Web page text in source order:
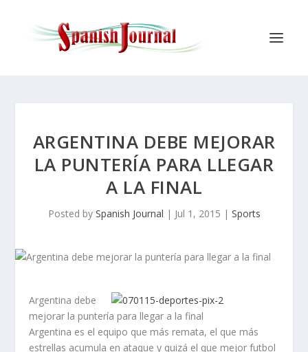
ARGENTINA DEBE MEJORAR
LA PUNTERÍA PARA LLEGAR
A LA FINAL
Posted by Spanish Journal | Jul 1, 2015 | Sports
Argentina debe
mejorar la puntería para llegar a la final
Argentina es el equipo que más remata, el que más
estrellas acumula en ataque y quizá el que mejor futbol